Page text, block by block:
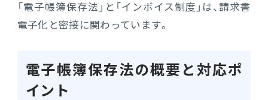
「電子帳簿保存法」と「インボイス制度」は、請求書
電子化と密接に関わっています。
電子帳簿保存法の概要と対応ポ
イント